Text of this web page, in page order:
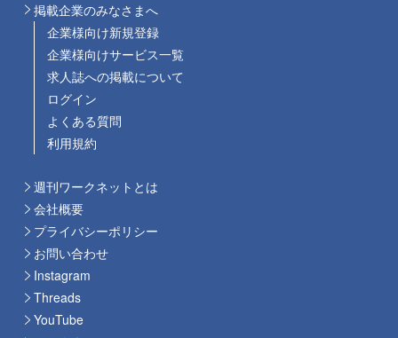
掲載企業のみなさまへ
企業様向け新規登録
企業様向けサービス一覧
求人誌への掲載について
ログイン
よくある質問
利用規約
週刊ワークネットとは
会社概要
プライバシーポリシー
お問い合わせ
Instagram
Threads
YouTube